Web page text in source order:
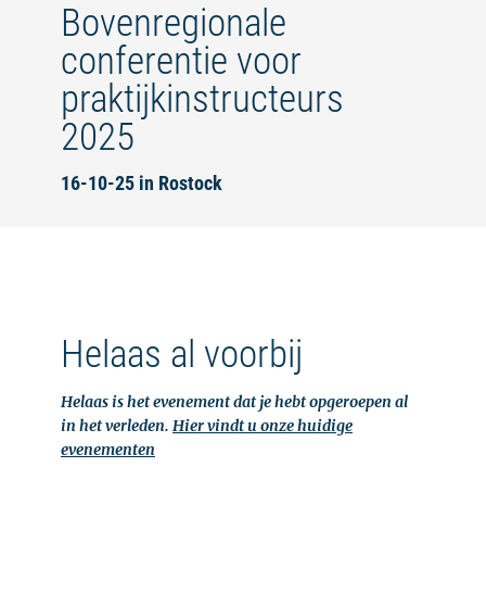
Bovenregionale
conferentie voor
praktijkinstructeurs
2025
16-10-25 in Rostock
Helaas al voorbij
Helaas is het evenement dat je hebt opgeroepen al
in het verleden. Hier vindt u onze huidige
evenementen